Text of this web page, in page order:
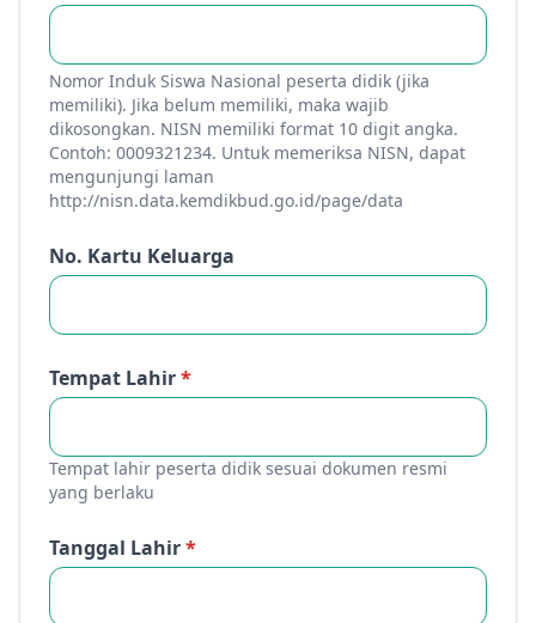
Nomor Induk Siswa Nasional peserta didik (jika
memiliki). Jika belum memiliki, maka wajib
dikosongkan. NISN memiliki format 10 digit angka.
Contoh: 0009321234. Untuk memeriksa NISN, dapat
mengunjungi laman
http://nisn.data.kemdikbud.go.id/page/data
No. Kartu Keluarga
Tempat Lahir*
Tempat lahir peserta didik sesuai dokumen resmi
yang berlaku
Tanggal Lahir*